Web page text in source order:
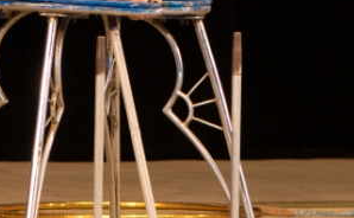
Дома культуры с. Делакеу,
Отличный работник культуры
Пётр Петрович Дижмару;
Дома культуры посёлка Красное,
Отличный работник культуры
Анжела Владимировна